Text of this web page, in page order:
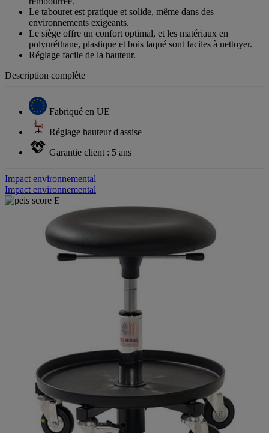
Le tabouret est pratique et solide, même dans des
environnements exigeants.
Le siège offre un confort optimal, et les matériaux en
polyuréthane, plastique et bois laqué sont faciles à nettoyer.
Réglage facile de la hauteur.
Description complète
Fabriqué en UE
Réglage hauteur d'assise
Garantie client : 5 ans
Impact environnemental
Impact environnemental